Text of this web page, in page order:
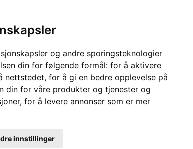
og andre sporingsteknologier
din for følgende formål: for å aktivere
nettstedet, for å gi en bedre opplevelse på
din for våre produkter og tjenester og
, for å levere annonser som er mer
innstillinger